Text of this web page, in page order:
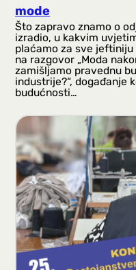
mode
Što zapravo znamo o
izradio, u kakvim
plaćamo za sve
na razgovor „Moda
zamišljamo pravednu
industrije?“, događanje
budućnosti…